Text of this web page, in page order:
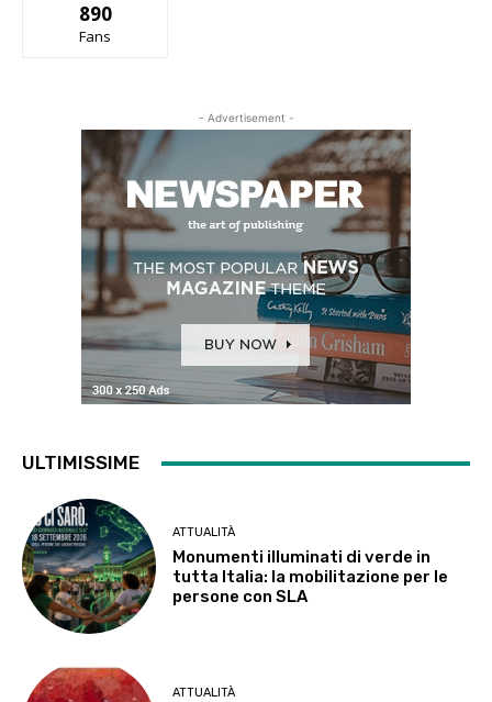
890
Fans
- Advertisement -
ULTIMISSIME
ATTUALITÀ
Monumenti illuminati di verde in
tutta Italia: la mobilitazione per le
persone con SLA
ATTUALITÀ